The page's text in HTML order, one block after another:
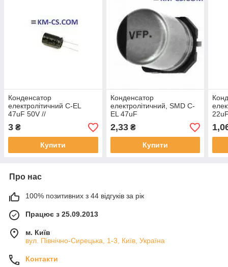
Конденсатор
електролітичний C-EL
47uF 50V //
SH050M0047AZS-0611
(Yageo)
3 ₴
Купити
Конденсатор
електролітичний, SMD C-
EL 47uF
16V//SC1C476M05005VR259
(SAMWHA)
2,33₴
Купити
//
Про нас
100% позитивних з 44 відгуків за рік
Працює з 25.09.2013
м. Київ
вул. Північно-Сирецька, 1-3, Київ, Україна
Контакти